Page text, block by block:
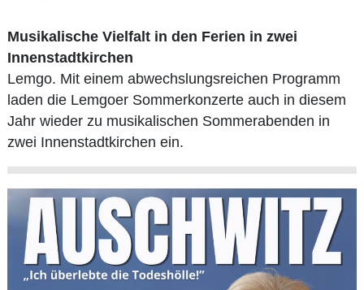
Musikalische Vielfalt in den Ferien in zwei
Innenstadtkirchen
Lemgo. Mit einem abwechslungsreichen Programm
laden die Lemgoer Sommerkonzerte auch in diesem
Jahr wieder zu musikalischen Sommerabenden in
zwei Innenstadtkirchen ein.